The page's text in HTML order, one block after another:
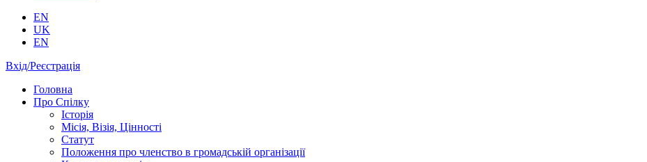
EN
UK
EN
Вхід/Реєстрація
Головна
Про Спілку
Історія
Місія, Візія, Цінності
Статут
Положення про членство в громадській організації